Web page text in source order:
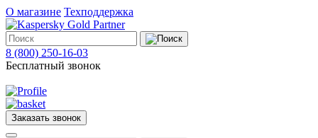
О магазине Техподдержка
8 (800) 250-16-03
Бесплатный звонок
Заказать звонок